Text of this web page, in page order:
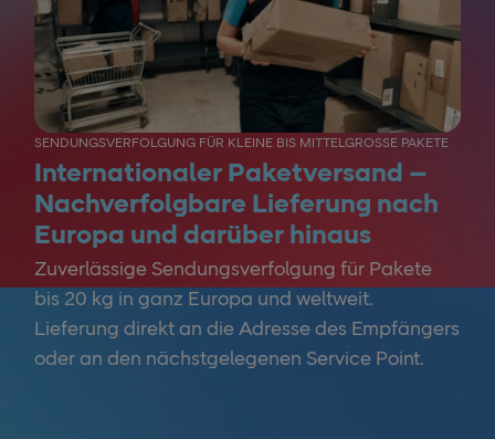
SENDUNGSVERFOLGUNG FÜR KLEINE BIS MITTELGROSSE PAKETE
Internationaler Paketversand –
Nachverfolgbare Lieferung nach
Europa und darüber hinaus
Zuverlässige Sendungsverfolgung für Pakete
bis 20 kg in ganz Europa und weltweit.
Lieferung direkt an die Adresse des Empfängers
oder an den nächstgelegenen Service Point.